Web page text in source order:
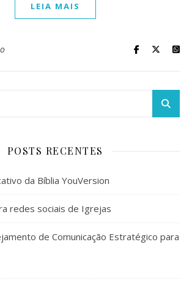
LEIA MAIS
POSTS RECENTES
da Bíblia YouVersion
redes sociais de Igrejas
de Comunicação Estratégico para